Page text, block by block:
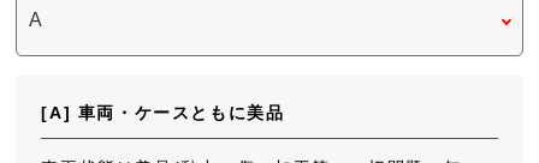
[A] 車両・ケースともに美品